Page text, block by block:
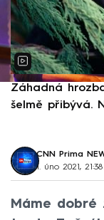
Záhadná
šelmě přibývá.
CNN Prima
1. úno 2021, 21:38
Máme dobré